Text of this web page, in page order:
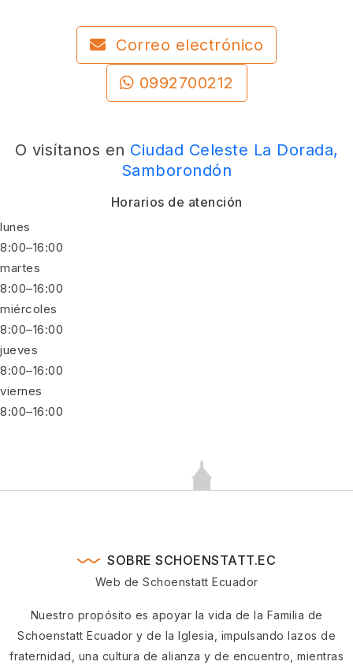
Correo electrónico
0992700212
O visítanos en Ciudad Celeste La Dorada,
Samborondón
Horarios de atención
lunes
8:00–16:00
martes
8:00–16:00
miércoles
8:00–16:00
jueves
8:00–16:00
viernes
8:00–16:00
SOBRE SCHOENSTATT.EC
Web de Schoenstatt Ecuador
Nuestro propósito es apoyar la vida de la Familia de
Schoenstatt Ecuador y de la Iglesia, impulsando lazos de
fraternidad, una cultura de alianza y de encuentro, mientras